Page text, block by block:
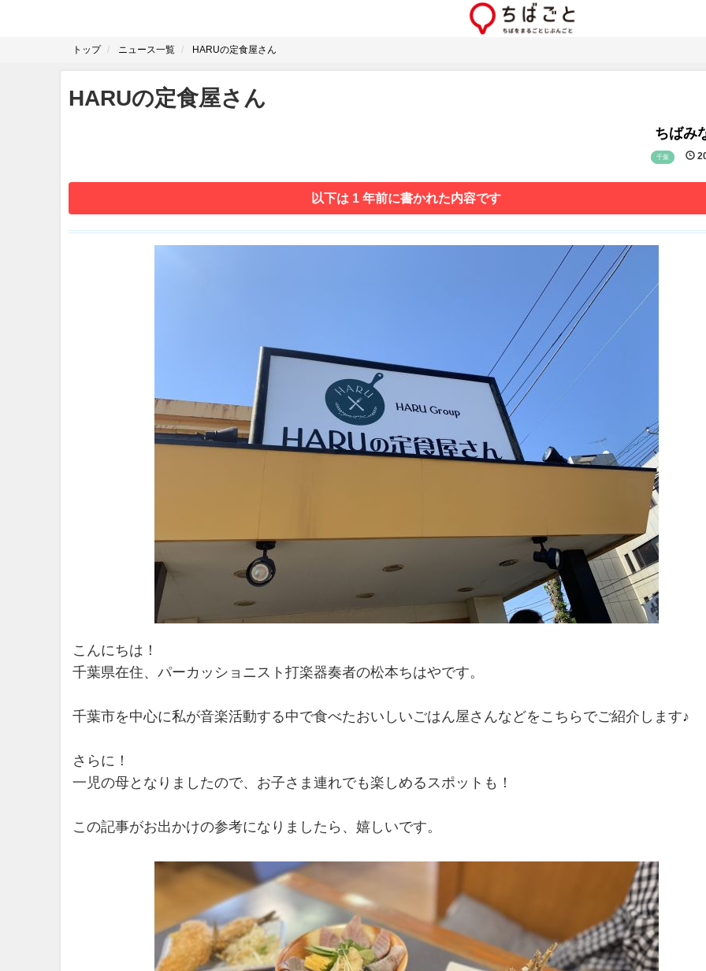
トップ ニュース一覧 HARUの定食屋さん
HARUの定食屋さん
ちばみ
千葉
以下は 1 年前に書かれた内容です
こんにちは！
千葉県在住、パーカッショニスト打楽器奏者の松本ちはやです。
千葉市を中心に私が音楽活動する中で食べたおいしいごはん屋さんなどをこちらでご紹介します♪
さらに！
一児の母となりましたので、お子さま連れでも楽しめるスポットも！
この記事がお出かけの参考になりましたら、嬉しいです。